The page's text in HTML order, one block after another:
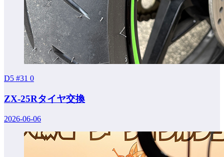
D5 #31 0
ZX-25Rタイヤ交換
2026-06-06